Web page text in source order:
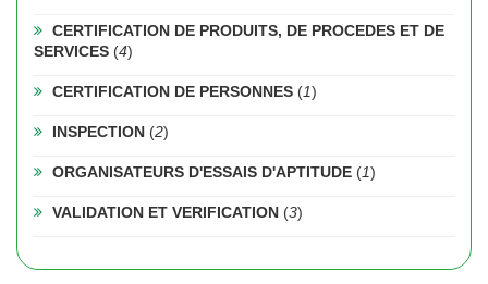
CERTIFICATION DE PRODUITS, DE PROCEDES ET DE
SERVICES (4)
CERTIFICATION DE PERSONNES (1)
INSPECTION (2)
ORGANISATEURS D'ESSAIS D'APTITUDE (1)
VALIDATION ET VERIFICATION (3)